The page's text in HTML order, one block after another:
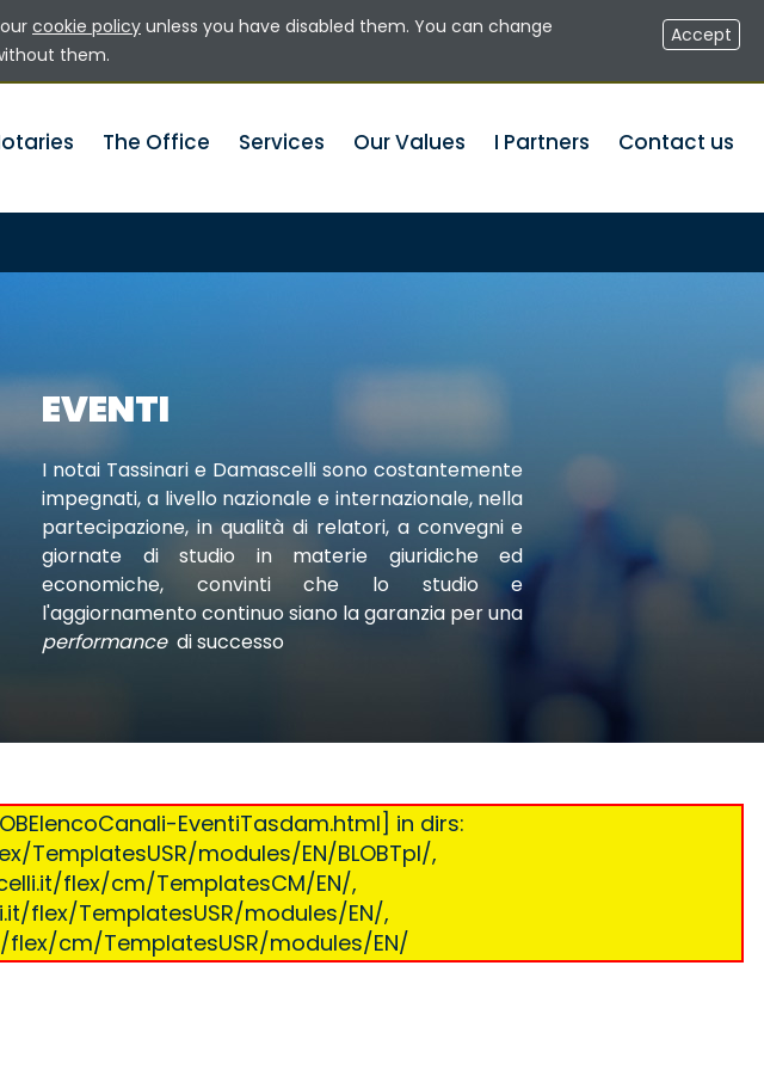
RESERVED AREA NOTARIES EN
The Office Services Our Values I Partners Contact us
EVENTI
I notai Tassinari e Damascelli sono costantemente
impegnati, a livello nazionale e internazionale, nella
partecipazione, in qualità di relatori, a convegni e
giornate di studio in materie giuridiche ed
economiche, convinti che lo studio e
l'aggiornamento continuo siano la garanzia per una
performancedi successo
EventiTasdam.html] in dirs:
modules/EN/BLOBTpl/,
flex/cm/TemplatesCM/EN/,
flex/TemplatesUSR/modules/EN/,
cm/TemplatesUSR/modules/EN/
cookie policy unless you have disabled them. You can change
them.
Accept